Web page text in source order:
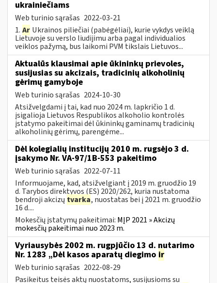
ukrainiečiams
Web turinio sąrašas 2022-03-21
1. Ar Ukrainos piliečiai (pabėgėliai), kurie vykdys veiklą
Lietuvoje su verslo liudijimu arba pagal individualios
veiklos pažymą, bus laikomi PVM tikslais Lietuvos...
Aktualūs klausimai apie ūkininkų prievoles,
susijusias su akcizais, tradicinių alkoholinių
gėrimų gamyboje
Web turinio sąrašas 2024-10-30
Atsižvelgdami į tai, kad nuo 2024 m. lapkričio 1 d.
įsigalioja Lietuvos Respublikos alkoholio kontrolės
įstatymo pakeitimai dėl ūkininkų gaminamų tradicinių
alkoholinių gėrimų, parengėme...
Dėl kolegialių institucijų 2010 m. rugsėjo 3 d.
įsakymo Nr. VA-97/1B-553 pakeitimo
Web turinio sąrašas 2022-07-11
Informuojame, kad, atsižvelgiant į 2019 m. gruodžio 19
d. Tarybos direktyvos (ES) 2020/262, kuria nustatoma
bendroji akcizų tvarka, nuostatas bei į 2021 m. gruodžio
16 d....
Mokesčių įstatymų pakeitimai: MĮP 2021 » Akcizų
mokesčių pakeitimai nuo 2023 m.
Vyriausybės 2002 m. rugpjūčio 13 d. nutarimo
Nr. 1283 „Dėl kasos aparatų diegimo ir
Web turinio sąrašas 2022-08-29
Pasikeitus teisės aktų nuostatoms, susijusioms su